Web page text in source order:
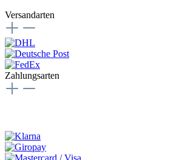
Versandarten
Zahlungsarten